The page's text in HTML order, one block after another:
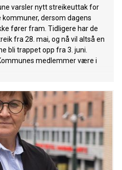
varsler nytt streikeuttak for
dersom dagens
fører fram. Tidligere har de
fra 28. mai, og nå vil altså en
bli trappet opp fra 3. juni.
medlemmer være i